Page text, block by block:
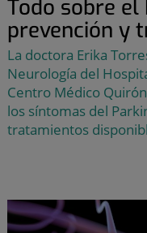
Todo sobre el
prevención y
La doctora Erika
Neurología del
Centro Médico
los síntomas del
tratamientos